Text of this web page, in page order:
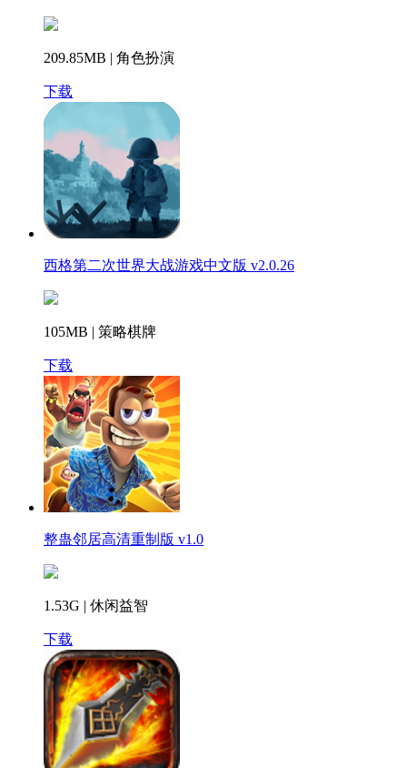
209.85MB | 角色扮演
下载
西格第二次世界大战游戏中文版 v2.0.26
105MB | 策略棋牌
下载
整蛊邻居高清重制版 v1.0
1.53G | 休闲益智
下载